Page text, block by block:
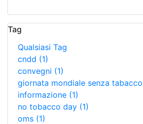
Tag
Qualsiasi Tag
cndd (1)
convegni (1)
giornata mondiale senza tabacco
informazione (1)
no tobacco day (1)
oms (1)